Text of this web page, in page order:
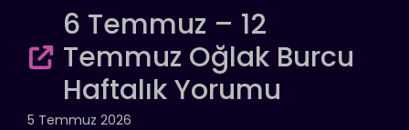
6 Temmuz – 12
Temmuz Oğlak Burcu
Haftalık Yorumu
5 Temmuz 2026